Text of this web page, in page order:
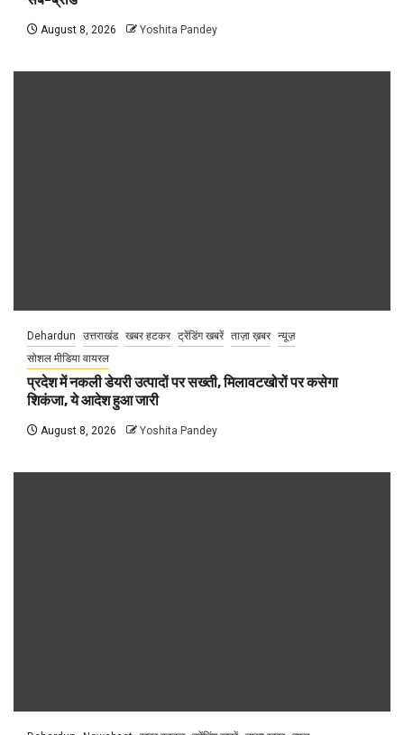
August 8, 2026 Yoshita Pandey
Dehardun उत्तराखंड खबर हटकर ट्रेंडिंग खबरें ताज़ा ख़बर न्यूज़
सोशल मीडिया वायरल
प्रदेश में नकली डेयरी उत्पादों पर सख्ती, मिलावटखोरों पर कसेगा
शिकंजा, ये आदेश हुआ जारी
August 8, 2026 Yoshita Pandey